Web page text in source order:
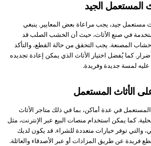
المستعمل الجيد
جيد، يجب مراعاة بعض المعايير. ينبغي
في صنع الأثاث، حيث أن الخشب الصلب قد
المصنعة. يجب التحقق من حالة القطع، والتأكد
كما يُفضل اختيار الأثاث الذي يمكن إعادة تجديده
عليه لمسة جديدة وفريدة.
الأثاث المستعمل
المستعمل في عدة أماكن، بما في ذلك متاجر الأثاث
كما يمكن استخدام منصات البيع عبر الإنترنت، مثل
والتي توفر خيارات متعددة للشراء. قد يكون لديك
فريدة عن طريق المزادات أو عبر الأصدقاء والعائلة.